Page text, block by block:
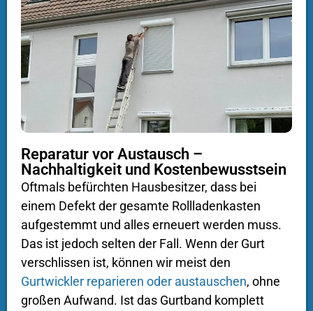
Reparatur vor Austausch –
Nachhaltigkeit und Kostenbewusstsein
Oftmals befürchten Hausbesitzer, dass bei
einem Defekt der gesamte Rollladenkasten
aufgestemmt und alles erneuert werden muss.
Das ist jedoch selten der Fall. Wenn der Gurt
verschlissen ist, können wir meist den
Gurtwickler reparieren oder austauschen, ohne
großen Aufwand. Ist das Gurtband komplett